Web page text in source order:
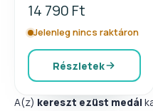
14 790 Ft
Jelenleg nincs raktáron
Részletek
A(z) kereszt ezüst medál